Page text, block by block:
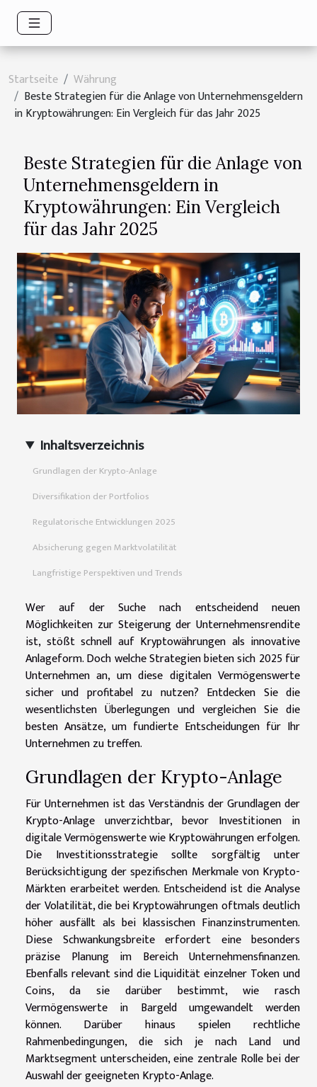
Startseite
Währung
Beste Strategien für die Anlage von Unternehmensgeldern
in Kryptowährungen: Ein Vergleich für das Jahr 2025
Beste Strategien für die Anlage von
Unternehmensgeldern in
Kryptowährungen: Ein Vergleich
für das Jahr 2025
Inhaltsverzeichnis
Grundlagen der Krypto-Anlage
Diversifikation der Portfolios
Regulatorische Entwicklungen 2025
Absicherung gegen Marktvolatilität
Langfristige Perspektiven und Trends
Wer auf der Suche nach entscheidend neuen
Möglichkeiten zur Steigerung der Unternehmensrendite
ist, stößt schnell auf Kryptowährungen als innovative
Anlageform. Doch welche Strategien bieten sich 2025 für
Unternehmen an, um diese digitalen Vermögenswerte
sicher und profitabel zu nutzen? Entdecken Sie die
wesentlichsten Überlegungen und vergleichen Sie die
besten Ansätze, um fundierte Entscheidungen für Ihr
Unternehmen zu treffen.
Grundlagen der Krypto-Anlage
Für Unternehmen ist das Verständnis der Grundlagen der
Krypto-Anlage unverzichtbar, bevor Investitionen in
digitale Vermögenswerte wie Kryptowährungen erfolgen.
Die Investitionsstrategie sollte sorgfältig unter
Berücksichtigung der spezifischen Merkmale von Krypto-
Märkten erarbeitet werden. Entscheidend ist die Analyse
der Volatilität, die bei Kryptowährungen oftmals deutlich
höher ausfällt als bei klassischen Finanzinstrumenten.
Diese Schwankungsbreite erfordert eine besonders
präzise Planung im Bereich Unternehmensfinanzen.
Ebenfalls relevant sind die Liquidität einzelner Token und
Coins, da sie darüber bestimmt, wie rasch
Vermögenswerte in Bargeld umgewandelt werden
können. Darüber hinaus spielen rechtliche
Rahmenbedingungen, die sich je nach Land und
Marktsegment unterscheiden, eine zentrale Rolle bei der
Auswahl der geeigneten Krypto-Anlage.